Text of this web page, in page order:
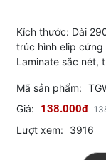
Kích thước: Dài
trúc hình elip
Laminate sắc nét,
Mã sản phẩm:
Giá:
138.000đ
Lượt xem: 3916